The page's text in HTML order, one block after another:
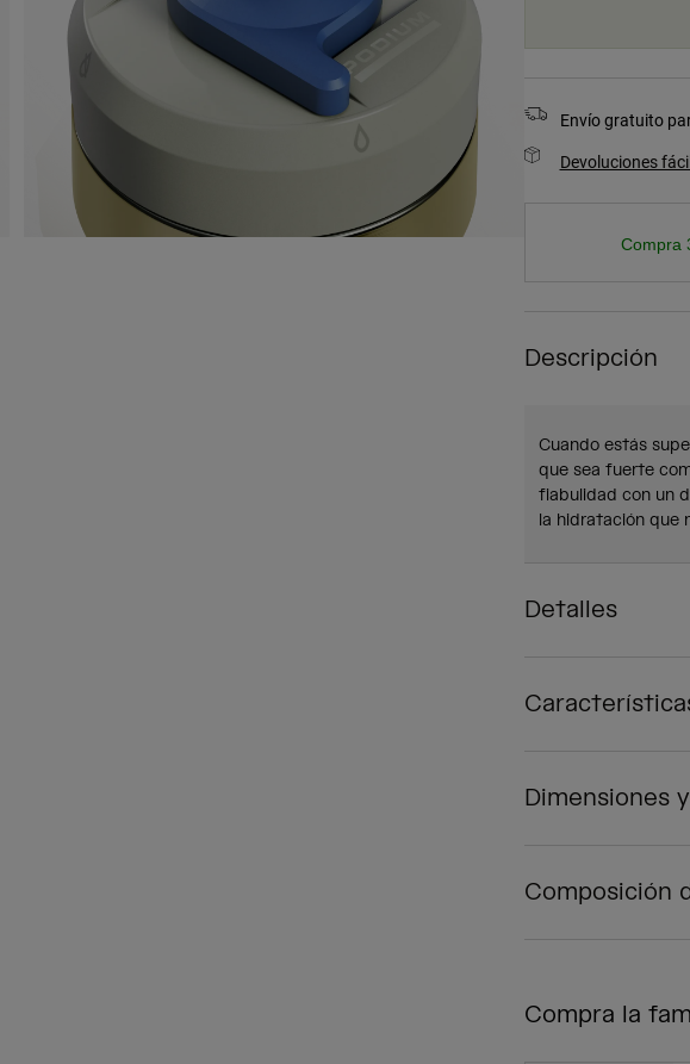
Envío gratuito
Devoluciones
Compra
Descripción
Cuando estás
que sea fuerte
fiabulidad con un
la hidratación que
Detalles
Dimensiones
Composición
Compra la